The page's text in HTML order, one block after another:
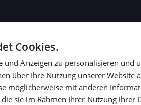
Cookies.
Anzeigen zu personalisieren und
über Ihre Nutzung unserer Website
möglicherweise mit anderen
sie im Rahmen Ihrer Nutzung ihrer